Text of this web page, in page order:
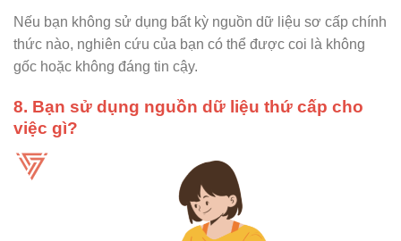
Nếu bạn không sử dụng bất kỳ nguồn dữ liệu sơ cấp chính
thức nào, nghiên cứu của bạn có thể được coi là không
gốc hoặc không đáng tin cậy.
8. Bạn sử dụng nguồn dữ liệu thứ cấp cho
việc gì?